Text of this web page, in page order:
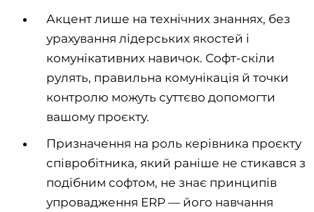
Акцент лише на технічних знаннях, без
урахування лідерських якостей і
комунікативних навичок. Софт-скіли
рулять, правильна комунікація й точки
контролю можуть суттєво допомогти
вашому проєкту.
Призначення на роль керівника проєкту
співробітника, який раніше не стикався з
подібним софтом, не знає принципів
упровадження ERP — його навчання